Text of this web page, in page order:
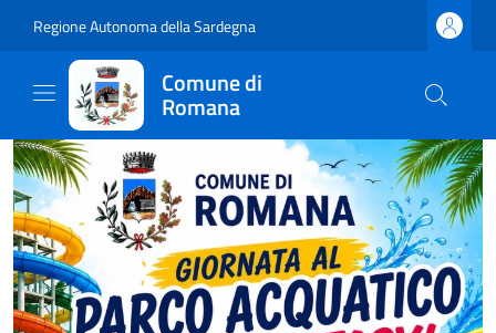
Regione Autonoma della Sardegna
Comune di
Romana